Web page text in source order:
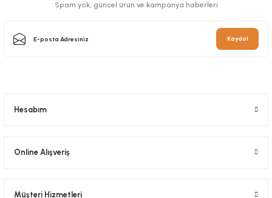
Spam yok, güncel ürün ve kampanya haberleri
Kaydol
Hesabım
Online Alışveriş
Müşteri Hizmetleri